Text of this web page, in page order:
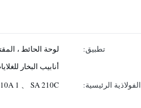
تطبيق:
لوحة الحائط ،
أنابيب البخار
الرئيسية:
1 、 SA 210C